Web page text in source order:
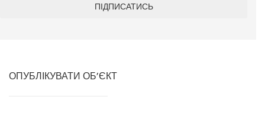
ОПУБЛІКУВАТИ ОБ’ЄКТ